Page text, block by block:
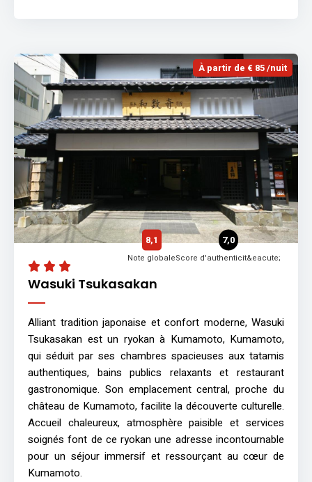
À partir de € 85 /nuit
Wasuki Tsukasakan
8,1
Note globale
7,0
Score d'authenticit&eacute;
Alliant tradition japonaise et confort moderne, Wasuki
Tsukasakan est un ryokan à Kumamoto, Kumamoto,
qui séduit par ses chambres spacieuses aux tatamis
authentiques, bains publics relaxants et restaurant
gastronomique. Son emplacement central, proche du
château de Kumamoto, facilite la découverte culturelle.
Accueil chaleureux, atmosphère paisible et services
soignés font de ce ryokan une adresse incontournable
pour un séjour immersif et ressourçant au cœur de
Kumamoto.